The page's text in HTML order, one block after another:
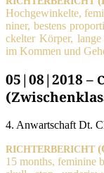
Hoch­ge­win­kel­te,
ni­ner, bes­tens
ckel­ter Kör­per,
im Kom­men und
05|08|2018 –
4. Anwart­schaft Dt.
RICHTERBERICHT
15 months, femi­ni­ne